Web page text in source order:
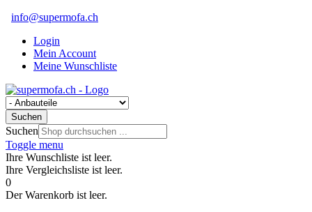
info@supermofa.ch
Login
Mein Account
Meine Wunschliste
Suchen
Suchen
Toggle menu
Ihre Wunschliste ist leer.
Ihre Vergleichsliste ist leer.
0
Der Warenkorb ist leer.